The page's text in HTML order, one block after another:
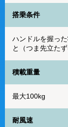
搭乗条件
ハンドルを握っ
と（つま先立た
積載重量
最大100kg
耐風速